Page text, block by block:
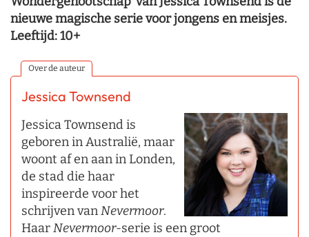
nieuwe magische serie voor jongens en meisjes.
Leeftijd: 10+
Over de auteur
Jessica Townsend
Jessica Townsend is
geboren in Australië, maar
woont af en aan in Londen,
de stad die haar
inspireerde voor het
schrijven vanNevermoor.
HaarNevermoor-serie is een groot